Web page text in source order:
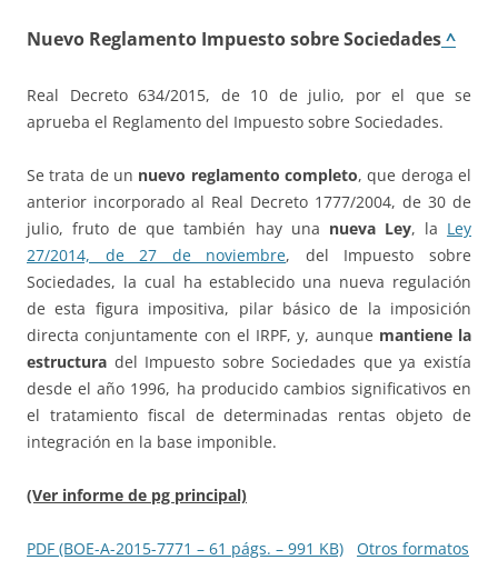
Nuevo Reglamento Impuesto sobre Sociedades^
Real Decreto 634/2015, de 10 de julio, por el que se
aprueba el Reglamento del Impuesto sobre Sociedades.
Se trata de un nuevo reglamento completo, que deroga el
anterior incorporado al Real Decreto 1777/2004, de 30 de
julio, fruto de que también hay una nueva Ley, la Ley
27/2014, de 27 de noviembre, del Impuesto sobre
Sociedades, la cual ha establecido una nueva regulación
de esta figura impositiva, pilar básico de la imposición
directa conjuntamente con el IRPF, y, aunque mantiene la
estructura del Impuesto sobre Sociedades que ya existía
desde el año 1996, ha producido cambios significativos en
el tratamiento fiscal de determinadas rentas objeto de
integración en la base imponible.
(Ver informe de pg principal)
PDF (BOE-A-2015-7771 – 61 págs. – 991 KB) Otros formatos